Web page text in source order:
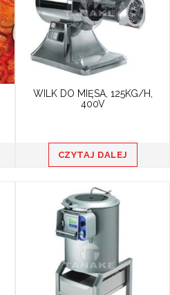
WILK DO MIĘSA, 125KG/H,
400V
CZYTAJ DALEJ